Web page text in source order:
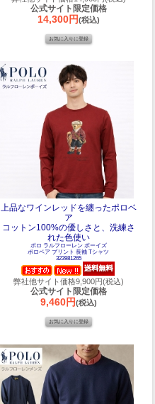
公式サイト限定価格
14,300円(税込)
上品なワインレッドを纏ったポロベ
ア
コットン100%の優しさと、洗練さ
れた色使い
ポロ ラルフローレン ボーイズ
ポロベア プリント 長袖 Tシャツ
323981265
弊社他サイト価格9,900円(税込)
公式サイト限定価格
9,460円(税込)